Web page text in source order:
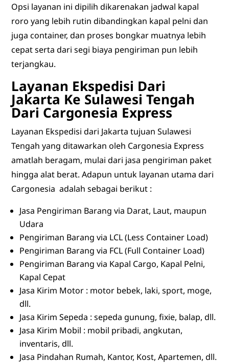
Opsi layanan ini dipilih dikarenakan jadwal kapal
roro yang lebih rutin dibandingkan kapal pelni dan
juga container, dan proses bongkar muatnya lebih
cepat serta dari segi biaya pengiriman pun lebih
terjangkau.
Layanan Ekspedisi Dari
Jakarta Ke Sulawesi Tengah
Dari Cargonesia Express
Layanan Ekspedisi dari Jakarta tujuan Sulawesi
Tengah yang ditawarkan oleh Cargonesia Express
amatlah beragam, mulai dari jasa pengiriman paket
hingga alat berat. Adapun untuk layanan utama dari
Cargonesia adalah sebagai berikut :
Jasa Pengiriman Barang via Darat, Laut, maupun
Udara
Pengiriman Barang via LCL (Less Container Load)
Pengiriman Barang via FCL (Full Container Load)
Pengiriman Barang via Kapal Cargo, Kapal Pelni,
Kapal Cepat
Jasa Kirim Motor : motor bebek, laki, sport, moge,
dll.
Jasa Kirim Sepeda : sepeda gunung, fixie, balap, dll.
Jasa Kirim Mobil : mobil pribadi, angkutan,
inventaris, dll.
Jasa Pindahan Rumah, Kantor, Kost, Apartemen, dll.